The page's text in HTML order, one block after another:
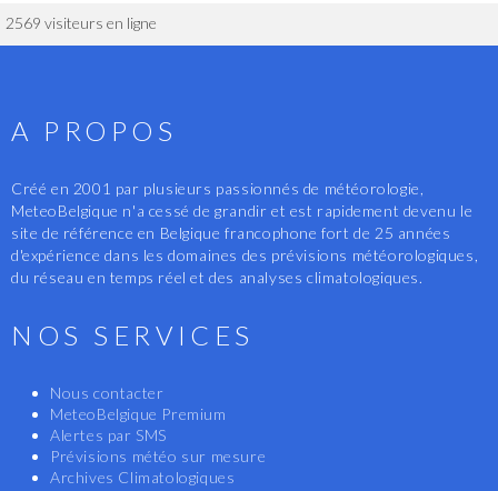
2569 visiteurs en ligne
A PROPOS
Créé en 2001 par plusieurs passionnés de météorologie,
MeteoBelgique n'a cessé de grandir et est rapidement devenu le
site de référence en Belgique francophone fort de 25 années
d'expérience dans les domaines des prévisions météorologiques,
du réseau en temps réel et des analyses climatologiques.
NOS SERVICES
Nous contacter
MeteoBelgique Premium
Alertes par SMS
Prévisions météo sur mesure
Archives Climatologiques